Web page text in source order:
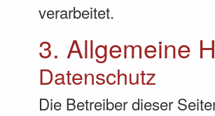
verarbeitet.
3. Allgemeine
Datenschutz
Die Betreiber dieser